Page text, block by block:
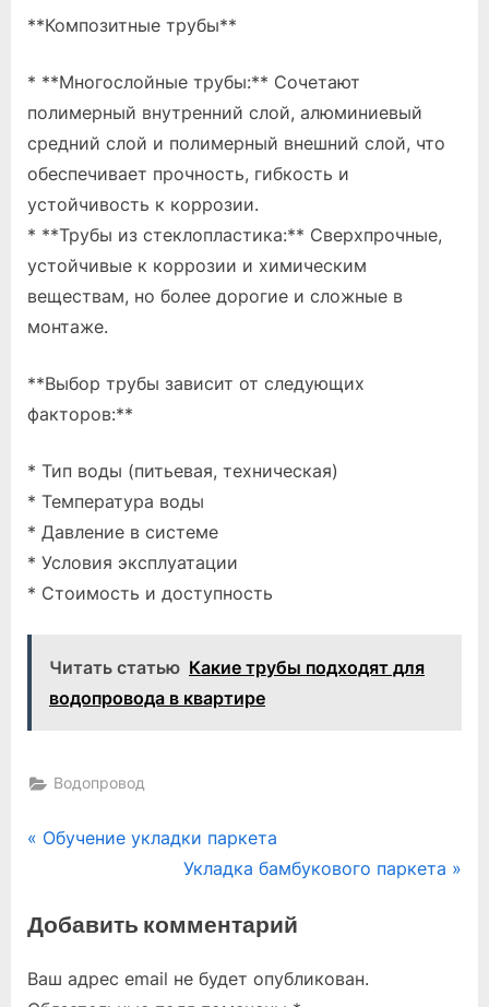
**Композитные трубы**
* **Многослойные трубы:** Сочетают
полимерный внутренний слой, алюминиевый
средний слой и полимерный внешний слой, что
обеспечивает прочность, гибкость и
устойчивость к коррозии.
* **Трубы из стеклопластика:** Сверхпрочные,
устойчивые к коррозии и химическим
веществам, но более дорогие и сложные в
монтаже.
**Выбор трубы зависит от следующих
факторов:**
* Тип воды (питьевая, техническая)
* Температура воды
* Давление в системе
* Условия эксплуатации
* Стоимость и доступность
Читать статью Какие трубы подходят для
водопровода в квартире
Водопровод
Навигация
записям
P
v
o
Обучение укладки паркета
N
x
P
Укладка бамбукового паркета
Добавить комментарий
Ваш адрес email не будет опубликован.